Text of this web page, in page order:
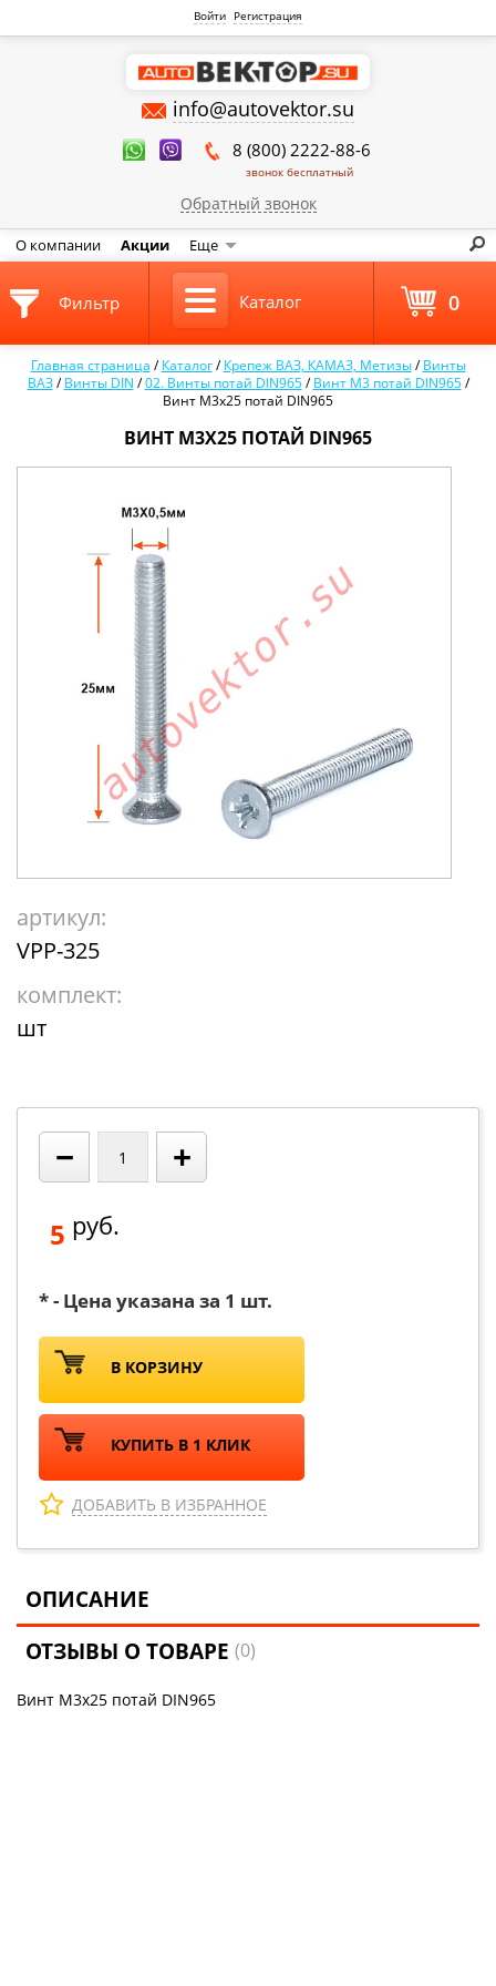
Войти Регистрация
info@autovektor.su
8 (800) 2222-88-6
звонок бесплатный
Обратный звонок
О компании Акции Еще
Главная страница /Каталог /Крепеж ВАЗ, КАМАЗ, Метизы /Винты
ВАЗ /Винты DIN /02. Винты потай DIN965 /Винт М3 потай DIN965 /
Винт М3х25 потай DIN965
ВИНТ М3Х25 ПОТАЙ DIN965
артикул:
VPP-325
комплект:
шт
− +
5 руб.
* - Цена указана за 1 шт.
В КОРЗИНУ
КУПИТЬ В 1 КЛИК
ДОБАВИТЬ В ИЗБРАННОЕ
ОПИСАНИЕ
ОТЗЫВЫ О ТОВАРЕ(0)
Винт М3х25 потай DIN965
Фильтр Каталог 0